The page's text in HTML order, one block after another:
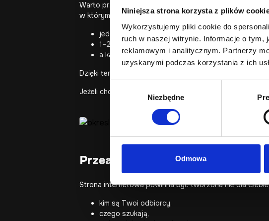
Niniejsza strona korzysta z plików
Wykorzystujemy pliki cookie do
ruch w naszej witrynie. Informacje o tym,
reklamowym i analitycznym. Partnerzy
uzyskanymi podczas korzystania z ich
Niezbędne
Odmowa
Warto przy tym pamiętać, że strona internetowa nie
w którym:
jeden cel jest główny,
1–2 cele są wspierające,
a każde kluczowe CTA odpowiada na konkretny
Dzięki temu łatwiej zaprojektować strukturę strony,
Jeżeli chcesz mocniej wejść w temat konwersji, zobacz
Przeanalizuj swoich
Strona internetowa powinna być tworzona nie dla
kim są Twoi odbiorcy,
czego szukają,